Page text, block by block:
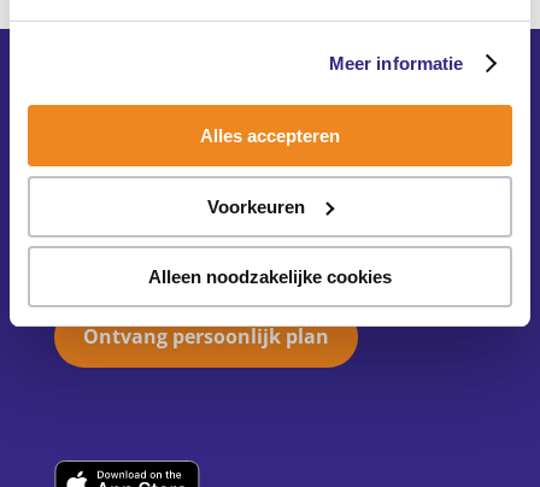
Meer informatie
Alles accepteren
Voorkeuren
Alleen noodzakelijke cookies
Dé #1 app voor ouders
Ontvang persoonlijk plan